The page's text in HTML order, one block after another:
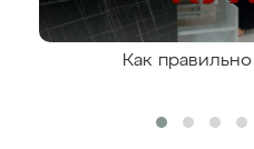
Как